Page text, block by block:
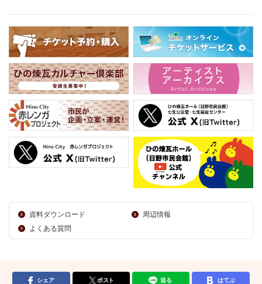
資料ダウンロード
周辺情報
よくある質問
シェア ポスト 送る はてぶ